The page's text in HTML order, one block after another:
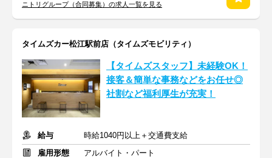
ニトリグループ（合同募集）の求人一覧を見る
タイムズカー松江駅前店（タイムズモビリティ）
【タイムズスタッフ】未経験OK！
接客＆簡単な事務などをお任せ◎
社割など福利厚生が充実！
給与
時給1040円以上＋交通費支給
雇用形態
アルバイト・パート